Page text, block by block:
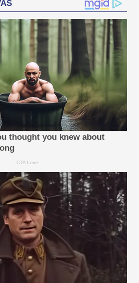
thought you knew about
CTA Love